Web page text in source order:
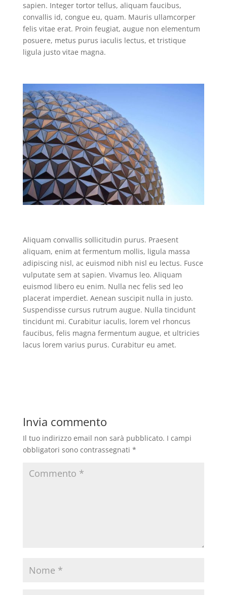
sapien. Integer tortor tellus, aliquam faucibus,
convallis id, congue eu, quam. Mauris ullamcorper
felis vitae erat. Proin feugiat, augue non elementum
posuere, metus purus iaculis lectus, et tristique
ligula justo vitae magna.
Aliquam convallis sollicitudin purus. Praesent
aliquam, enim at fermentum mollis, ligula massa
adipiscing nisl, ac euismod nibh nisl eu lectus. Fusce
vulputate sem at sapien. Vivamus leo. Aliquam
euismod libero eu enim. Nulla nec felis sed leo
placerat imperdiet. Aenean suscipit nulla in justo.
Suspendisse cursus rutrum augue. Nulla tincidunt
tincidunt mi. Curabitur iaculis, lorem vel rhoncus
faucibus, felis magna fermentum augue, et ultricies
lacus lorem varius purus. Curabitur eu amet.
Invia commento
Il tuo indirizzo email non sarà pubblicato. I campi
obbligatori sono contrassegnati *